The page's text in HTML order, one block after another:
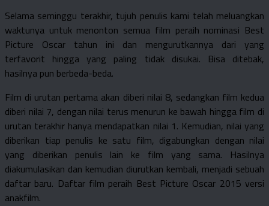
Selama seminggu terakhir, tujuh penulis kami telah meluangkan
waktunya untuk menonton semua film peraih nominasi Best
Picture Oscar tahun ini dan mengurutkannya dari yang
terfavorit hingga yang paling tidak disukai. Bisa ditebak,
hasilnya pun berbeda-beda.
Film di urutan pertama akan diberi nilai 8, sedangkan film kedua
diberi nilai 7, dengan nilai terus menurun ke bawah hingga film di
urutan terakhir hanya mendapatkan nilai 1. Kemudian, nilai yang
diberikan tiap penulis ke satu film, digabungkan dengan nilai
yang diberikan penulis lain ke film yang sama. Hasilnya
diakumulasikan dan kemudian diurutkan kembali, menjadi sebuah
daftar baru. Daftar film peraih Best Picture Oscar 2015 versi
anakfilm.